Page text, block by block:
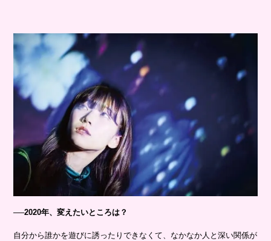
──2020年、変えたいところは？
自分から誰かを遊びに誘ったりできなくて、なかなか人と深い関係が